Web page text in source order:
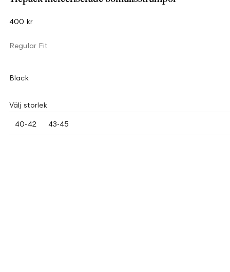
400 kr
Regular Fit
Black
Välj storlek
40-42 43-45